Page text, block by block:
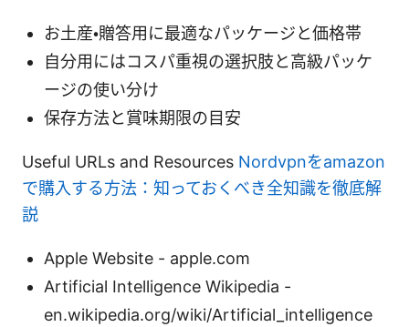
お土産・贈答用に最適なパッケージと価格帯
自分用にはコスパ重視の選択肢と高級パッケ
ージの使い分け
保存方法と賞味期限の目安
Useful URLs and Resources Nordvpnをamazon
で購入する方法：知っておくべき全知識を徹底解
説
Apple Website - apple.com
Artificial Intelligence Wikipedia -
en.wikipedia.org/wiki/Artificial_intelligence